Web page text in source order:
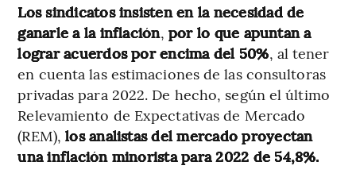
Los sindicatos insisten en la necesidad de
ganarle a la inflación, por lo que apuntan a
lograr acuerdos por encima del 50%, al tener
en cuenta las estimaciones de las consultoras
privadas para 2022. De hecho, según el último
Relevamiento de Expectativas de Mercado
(REM),los analistas del mercado proyectan
una inflación minorista para 2022 de 54,8%.